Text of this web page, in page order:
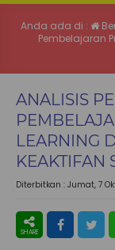
Anda ada di :
Pembelajaran
ANALISIS
LEARNING
KEAKTIFAN
Diterbitkan : Jumat, 7